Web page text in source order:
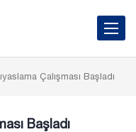
Toggle
Çalışması Başladı
Başladı